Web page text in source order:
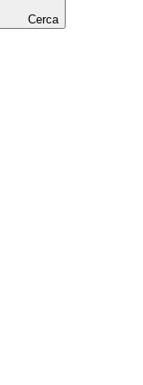
Cerca